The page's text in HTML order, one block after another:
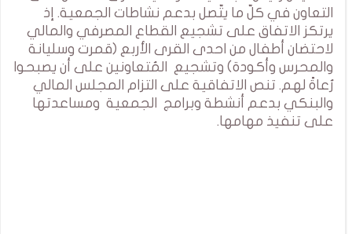
التعاون في كلّ ما يتّصل بدعم نشاطات الجمعية. إذ
يرتكز الاتفاق على تشجيع القطاع المصرفي والمالي
لاحتضان أطفال من احدى القرى الأربع (قمرت وسليانة
والمحرس وأكودة) وتشجيع المُتعاونين على أن يصبحوا
رُعاةً لهم. تنص الاتفاقية على التزام المجلس المالي
والبنكي بدعم أنشطة وبرامج الجمعية ومساعدتها
على تنفيذ مهامها.